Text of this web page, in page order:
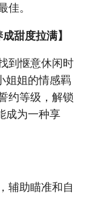
佳。
甜度拉满】
到惬意休闲时
姐姐的情感羁
约等级，解锁
成为一种享
辅助瞄准和自